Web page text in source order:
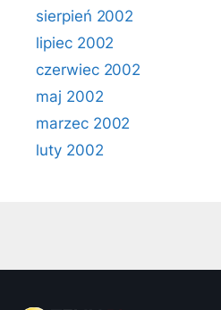
sierpień 2002
lipiec 2002
czerwiec 2002
maj 2002
marzec 2002
luty 2002